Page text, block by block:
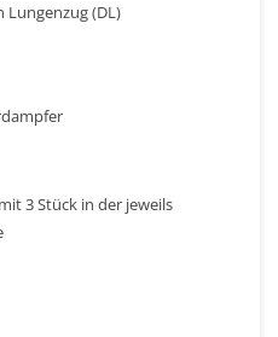
Lungenzug (DL)
3 Stück in der jeweils